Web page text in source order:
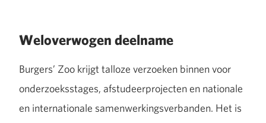
Weloverwogen deelname
Burgers’ Zoo krijgt talloze verzoeken binnen voor
onderzoeksstages, afstudeerprojecten en nationale
en internationale samenwerkingsverbanden. Het is